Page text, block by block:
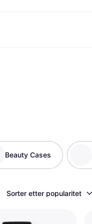
Beauty Cases
Sorter etter popularitet